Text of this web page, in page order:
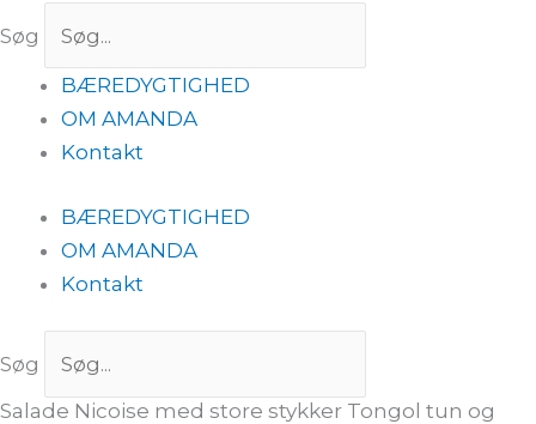
Søg
BÆREDYGTIGHED
OM AMANDA
Kontakt
BÆREDYGTIGHED
OM AMANDA
Kontakt
Søg
Salade Nicoise med store stykker Tongol tun og